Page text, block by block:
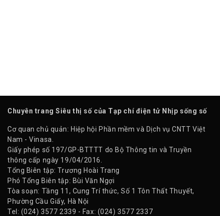
Chuyên trang Siêu thị số của Tạp chí điện tử Nhịp sống số
Cơ quan chủ quản: Hiệp hội Phần mềm và Dịch vụ CNTT Việt
Nam - Vinasa.
Giấy phép số 197/GP-BTTTT do Bộ Thông tin và Truyền
thông cấp ngày 19/04/2016.
Tổng Biên tập: Trương Hoài Trang
Phó Tổng Biên tập: Bùi Văn Ngợi
Tòa soạn: Tầng 11, Cung Trí thức, Số 1 Tôn Thất Thuyết,
Phường Cầu Giấy, Hà Nội
Tel: (024) 3577 2339 - Fax: (024) 3577 2337